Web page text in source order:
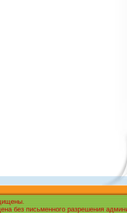
без письменного разрешения